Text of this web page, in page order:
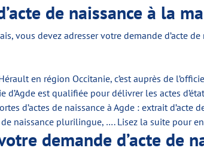
de naissance à la
vous devez adresser votre demande d’acte de
en région Occitanie, c’est auprès de
d’Agde est qualifiée pour délivrer les actes
d’actes de naissance à Agde : extrait d’acte
naissance plurilingue, …. Lisez la suite pour
demande d’acte de